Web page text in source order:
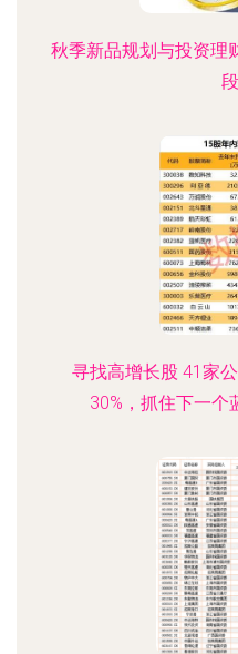
秋季新品规划与投资理
寻找高增长股 41家
30%，抓住下一个